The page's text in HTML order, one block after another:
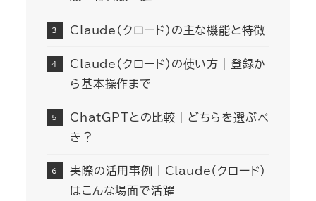
Claude（クロード）の主な機能と特徴
Claude（クロード）の使い方｜登録か
ら基本操作まで
ChatGPTとの比較｜どちらを選ぶべ
き？
実際の活用事例｜Claude（クロード）
はこんな場面で活躍